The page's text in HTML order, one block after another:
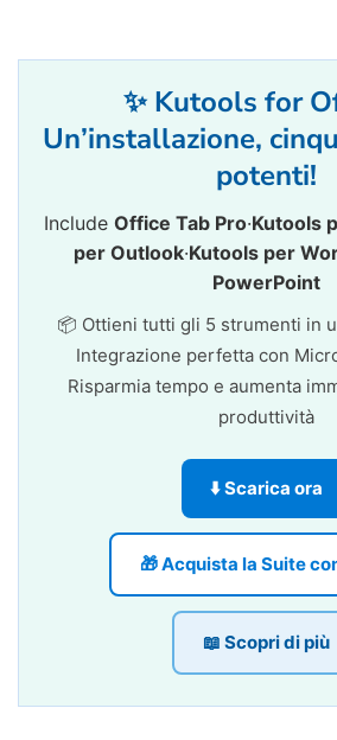
✨ Kutools for
Un’installazione,
potenti!
Include Office Tab Pro·Kutools
per Outlook·Kutools per
PowerPoint
📦 Ottieni tutti gli 5 strumenti in
Integrazione perfetta con
Risparmia tempo e aumenta
produttività
⬇️ Scarica ora
🎁 Acquista la Suite
📖 Scopri di più